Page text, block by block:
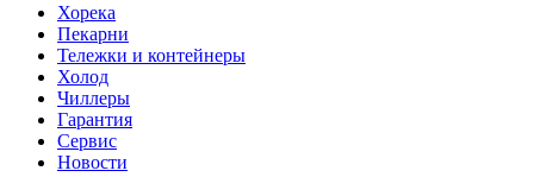
Хорека
Пекарни
Тележки и контейнеры
Холод
Чиллеры
Гарантия
Сервис
Новости